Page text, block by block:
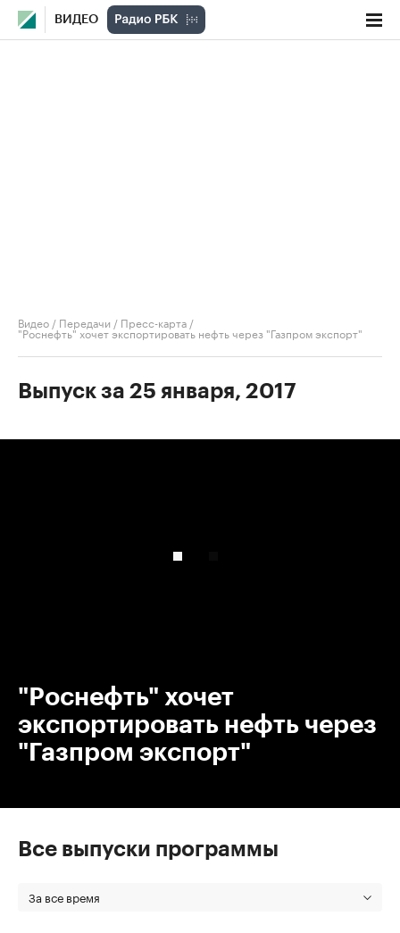
ВИДЕО
Видео / Передачи / Пресс-карта /
"Роснефть" хочет экспортировать нефть через "Газпром экспорт"
Выпуск за 25 января, 2017
"Роснефть" хочет
экспортировать нефть через
"Газпром экспорт"
Все выпуски программы
За все время